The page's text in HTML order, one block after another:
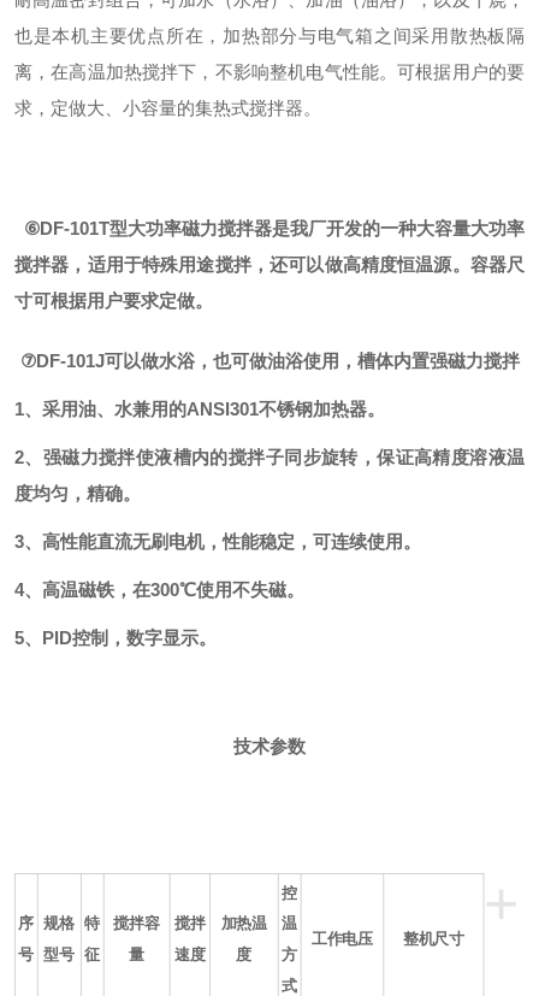
也是本机主要优点所在，加热部分与电气箱之间采用散热板隔
离，在高温加热搅拌下，不影响整机电气性能。可根据用户的要
求，定做大、小容量的集热式搅拌器。
⑥DF-101T型大功率磁力搅拌器是我厂开发的一种大容量大功率
搅拌器，适用于特殊用途搅拌，还可以做高精度恒温源。容器尺
寸可根据用户要求定做。
⑦DF-101J可以做水浴，也可做油浴使用，槽体内置强磁力搅拌
1、采用油、水兼用的ANSI301不锈钢加热器。
2、强磁力搅拌使液槽内的搅拌子同步旋转，保证高精度溶液温
度均匀，精确。
3、高性能直流无刷电机，性能稳定，可连续使用。
4、高温磁铁，在300℃使用不失磁。
5、PID控制，数字显示。
技术参数
+
序
号
规格
型号
特
征
搅拌容
量
搅拌
速度
加热温
度
控
温
方
式
工作电压 整机尺寸